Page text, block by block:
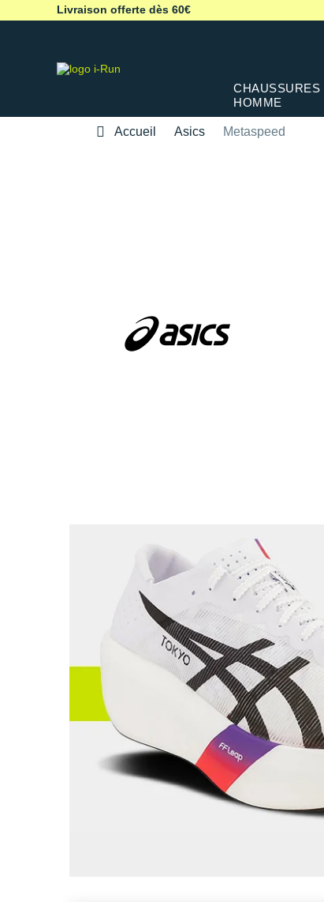
Livraison offerte dès 60€
CHAUSSURES
HOMME
Accueil Asics Metaspeed